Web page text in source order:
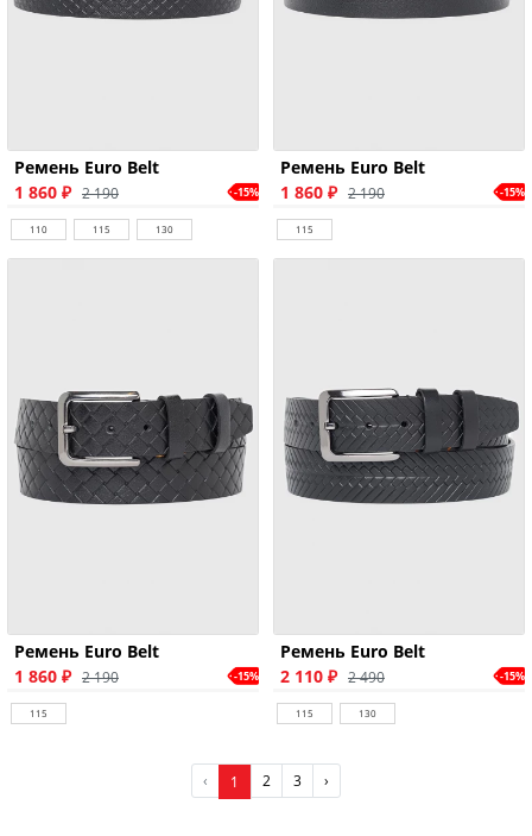
Ремень Euro Belt
1 860 ₽ 2 190 -15%
110 115 130
Ремень Euro Belt
1 860 ₽ 2 190 -15%
115
Ремень Euro Belt
1 860 ₽ 2 190 -15%
115
Ремень Euro Belt
2 110 ₽ 2 490 -15%
115 130
‹ 1 2 3 ›